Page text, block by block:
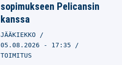
sopimukseen Pelicansin
kanssa
JÄÄKIEKKO
05.08.2026 - 17:35
TOIMITUS